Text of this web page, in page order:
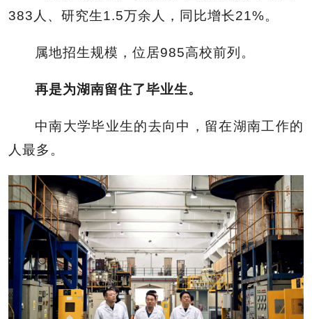
383人、研究生1.5万余人，同比增长21%。
属地招生规模，位居985高校前列。
再是为湖南留住了毕业生。
中南大学毕业生的去向中，留在湖南工作的
人最多。